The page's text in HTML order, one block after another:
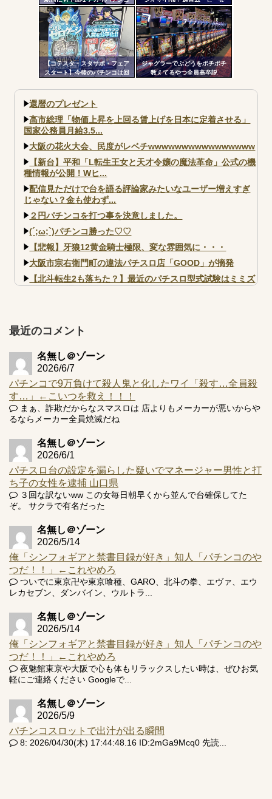
屋があって恥ずかしい」
開！沖スロ界の帝王がスマスロ
ATで復活
【コテスタ・スタサポ・フェア
スタート】今後のパチンコは回
て釘は完全に廃止するべき
ジャグラーでぶどうをポチポチ
数えてるやつ全員高卒説
還暦のプレゼント
高市総理「物価上昇を上回る賃上げを日本に定着させる」
国家公務員月給3.5...
大阪の花火大会、民度がレベチwwwwwwwwwwwwwwww
【新台】平和「L転生王女と天才令嬢の魔法革命」公式の機
種情報が公開！Wヒ...
配信見ただけで台を語る評論家みたいなユーザー増えすぎ
じゃない？金も使わず...
２円パチンコを打つ事を決意しました。
(´;ω;`)パチンコ勝った♡♡
【悲報】牙狼12黄金騎士極限、変な雰囲気に・・・
大阪市宗右衛門町の違法パチスロ店「GOOD」が摘発
【北斗転生2も落ちた？】最近のパチスロ型式試験はミミズ
的な何かが通りにく...
アズールレーン スロット評価はコイン持ちの悪い疑似ボ天
Powered by livedoor 相互RSS
最近のコメント
名無し＠ゾーン
2026/6/7
パチンコで9万負けて殺人鬼と化したワイ「殺す…全員殺
す…」←こいつを救え！！！
まぁ、詐欺だからなスマスロは 店よりもメーカーが悪いからや
るならメーカー全員焼滅だね
名無し＠ゾーン
2026/6/1
パチスロ台の設定を漏らした疑いでマネージャー男性と打
ち子の女性を逮捕 山口県
３回な訳ないww この女毎日朝早くから並んで台確保してた
ぞ。 サクラで有名だった
名無し＠ゾーン
2026/5/14
俺「シンフォギアと禁書目録が好き」知人「パチンコのや
つだ！！」←これやめろ
ついでに東京卍や東京喰種、GARO、北斗の拳、エヴァ、エウ
レカセブン、ダンバイン、ウルトラ...
名無し＠ゾーン
2026/5/14
俺「シンフォギアと禁書目録が好き」知人「パチンコのや
つだ！！」←これやめろ
夜魅館東京や大阪で心も体もリラックスしたい時は、ぜひお気
軽にご連絡ください Googleで...
名無し＠ゾーン
2026/5/9
パチンコスロットで出汁が出る瞬間
8: 2026/04/30(木) 17:44:48.16 ID:2mGa9Mcq0 先読...